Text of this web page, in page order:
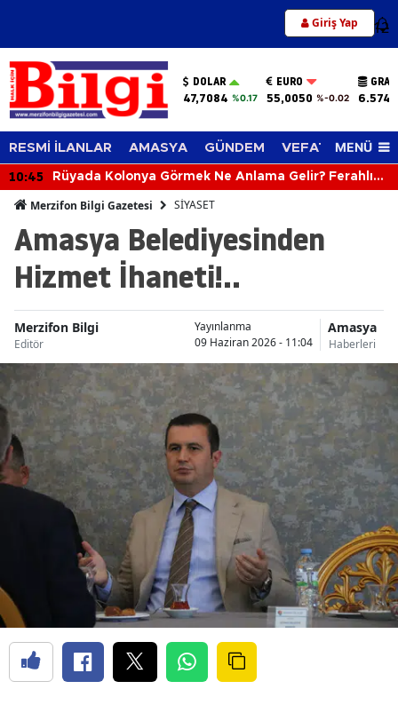
Giriş Yap 12
DOLAR
47,7084 %0.17
EURO
55,0050 %-0.02
RESMİ İLANLAR AMASYA GÜNDEM VEFAT EDENLER
MENÜ
10:45
Rüyada Kolonya Görmek Ne Anlama Gelir? Ferahlık
Merzifon Bilgi Gazetesi SİYASET
Amasya Belediyesinden
Hizmet İhaneti!..
Merzifon Bilgi
Editör
Yayınlanma
09 Haziran 2026 - 11:04
Amasya
Haberleri